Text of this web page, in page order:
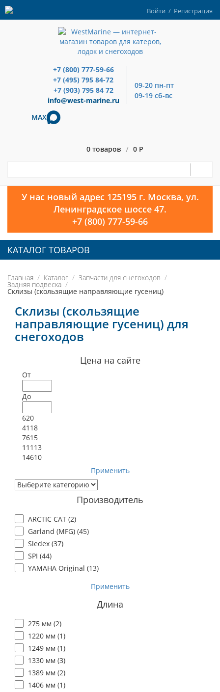
Войти / Регистрация
+7 (800) 777-59-66
+7 (495) 795 84-72
+7 (903) 795 84 72
info@west-marine.ru
09-20 пн-пт
09-19 сб-вс
MAX
0 товаров / 0 Р
У нас новый адрес 125195 г. Москва, ул.
Ленинградское шоссе 47.
+7 (800) 777-59-66
КАТАЛОГ ТОВАРОВ
Главная Каталог Запчасти для снегоходов
Задняя подвеска
Склизы (скользящие направляющие гусениц)
Склизы (скользящие
направляющие гусениц) для
снегоходов
Цена на сайте
От
До
620
4118
7615
11113
14610
Применить
Производитель
ARCTIC CAT (2)
Garland (MFG) (45)
Sledex (37)
SPI (44)
YAMAHA Original (13)
Применить
Длина
275 мм (2)
1220 мм (1)
1249 мм (1)
1330 мм (3)
1389 мм (2)
1406 мм (1)